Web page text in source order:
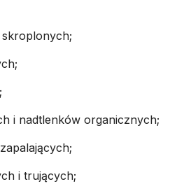
i nadtlenków organicznych;
i trujących;